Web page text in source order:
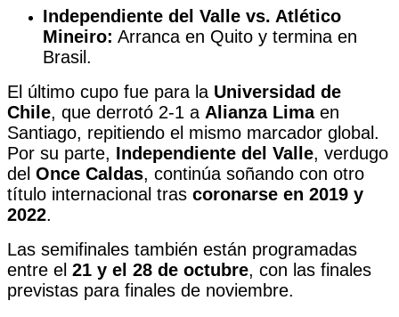
Independiente del Valle vs. Atlético
Mineiro: Arranca en Quito y termina en
Brasil.
El último cupo fue para la Universidad de
Chile, que derrotó 2-1 a Alianza Limaen
Santiago, repitiendo el mismo marcador global.
Por su parte, Independiente del Valle, verdugo
del Once Caldas, continúa soñando con otro
título internacional tras coronarse en 2019 y
2022.
Las semifinales también están programadas
entre el 21 y el 28 de octubre, con las finales
previstas para finales de noviembre.